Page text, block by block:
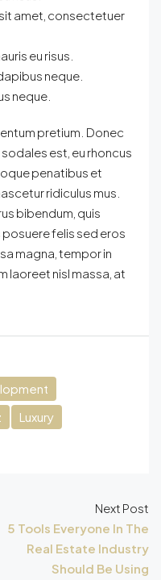
amet, consectetuer
eu risus.
neque.
neque.
pretium. Donec
est, eu rhoncus
penatibus et
ridiculus mus.
bibendum, quis
felis sed eros
magna, tempor in
laoreet nisl massa, at
Luxury
Next Post
5 Tools Everyone In The
Real Estate Industry
Should Be Using